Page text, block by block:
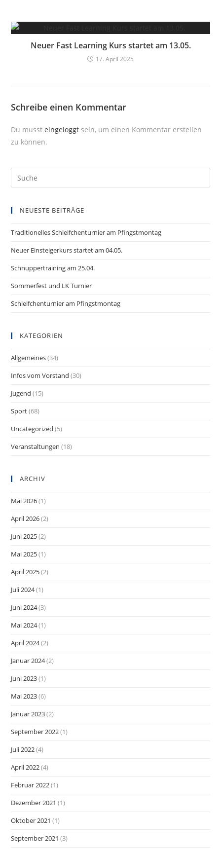
Neuer Fast Learning Kurs startet am 13.05.
17. April 2025
Schreibe einen Kommentar
Du mussteingeloggt sein, um einen Kommentar erstellen
zu können.
NEUESTE BEITRÄGE
Traditionelles Schleifchenturnier am Pfingstmontag
Neuer Einsteigerkurs startet am 04.05.
Schnuppertraining am 25.04.
Sommerfest und LK Turnier
Schleifchenturnier am Pfingstmontag
KATEGORIEN
Allgemeines(34)
Infos vom Vorstand (30)
Jugend (15)
Sport(68)
Uncategorized (5)
Veranstaltungen (18)
ARCHIV
Mai 2026(1)
April 2026(2)
Juni 2025(2)
Mai 2025(1)
April 2025(2)
Juli 2024(1)
Juni 2024(3)
Mai 2024(1)
April 2024(2)
Januar 2024(2)
Juni 2023(1)
Mai 2023(6)
Januar 2023(2)
September 2022(1)
Juli 2022(4)
April 2022(4)
Februar 2022(1)
Dezember 2021 (1)
Oktober 2021 (1)
September 2021 (3)